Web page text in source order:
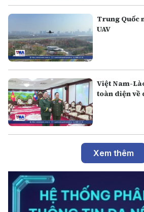
Trung Quốc
UAV
Việt Nam-
toàn diện về
Xem thêm